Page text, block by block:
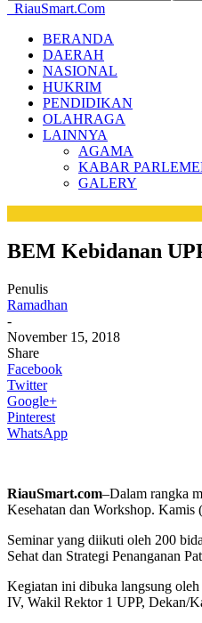
RiauSmart.Com
BERANDA
DAERAH
NASIONAL
HUKRIM
PENDIDIKAN
OLAHRAGA
LAINNYA
AGAMA
KABAR
GALERY
BEM Kebidanan
Penulis
Ramadhan
-
November 15, 2018
Share
Facebook
Twitter
Google+
Pinterest
WhatsApp
RiauSmart.com–Dalam rangka
Kesehatan dan Workshop.
Seminar yang diikuti oleh 200
Sehat dan Strategi Penanganan
Kegiatan ini dibuka langsung
IV, Wakil Rektor 1 UPP, Dekan/